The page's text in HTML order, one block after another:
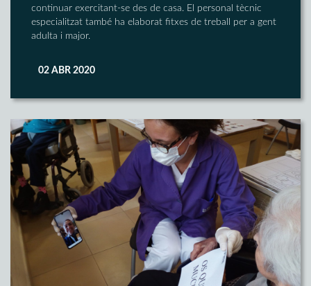
continuar exercitant-se des de casa. El personal tècnic
especialitzat també ha elaborat fitxes de treball per a gent
adulta i major.
02 ABR 2020